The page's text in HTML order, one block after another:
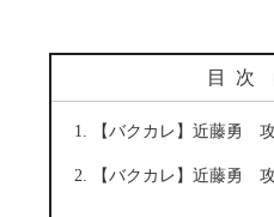
目次
【バクカレ】近藤勇
【バクカレ】近藤勇